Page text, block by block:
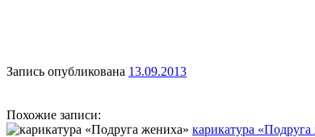
Запись опубликована 13.09.2013
Похожие записи:
карикатура